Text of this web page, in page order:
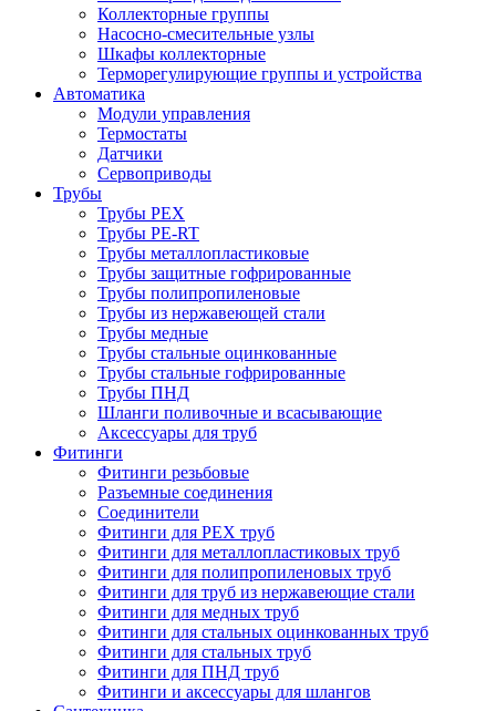
Коллекторные группы
Насосно-смесительные узлы
Шкафы коллекторные
Терморегулирующие группы и устройства
Автоматика
Модули управления
Термостаты
Датчики
Сервоприводы
Трубы
Трубы PEX
Трубы PE-RT
Трубы металлопластиковые
Трубы защитные гофрированные
Трубы полипропиленовые
Трубы из нержавеющей стали
Трубы медные
Трубы стальные оцинкованные
Трубы стальные гофрированные
Трубы ПНД
Шланги поливочные и всасывающие
Аксессуары для труб
Фитинги
Фитинги резьбовые
Разъемные соединения
Соединители
Фитинги для PEX труб
Фитинги для металлопластиковых труб
Фитинги для полипропиленовых труб
Фитинги для труб из нержавеющие стали
Фитинги для медных труб
Фитинги для стальных оцинкованных труб
Фитинги для стальных труб
Фитинги для ПНД труб
Фитинги и аксессуары для шлангов